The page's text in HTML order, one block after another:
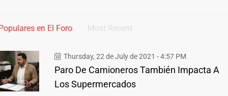
en El Foro Most Recent
Thursday, 22 de July de 2021 - 4:57 PM
Paro De Camioneros También Impacta A
Los Supermercados